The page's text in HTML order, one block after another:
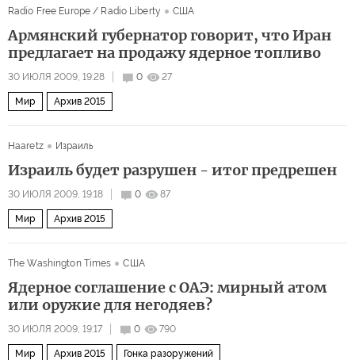
Radio Free Europe / Radio Liberty США
Армянский губернатор говорит, что Иран
предлагает на продажу ядерное топливо
30 ИЮЛЯ 2009, 19:28 0 27
Мир Архив 2015
Haaretz Израиль
Израиль будет разрушен - итог предрешен
30 ИЮЛЯ 2009, 19:18 0 87
Мир Архив 2015
The Washington Times США
Ядерное соглашение с ОАЭ: мирный атом
или оружие для негодяев?
30 ИЮЛЯ 2009, 19:17 0 790
Мир Архив 2015 Гонка разоружений